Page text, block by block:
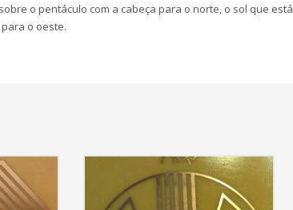
o pentáculo com a cabeça para o norte, o sol que está
o oeste.